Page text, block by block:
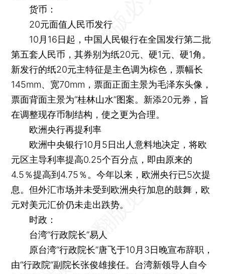
货币：
20元面值人民币发行
10月16日起，中国人民银行在全国发行第二批
第五套人民币，其券别为纸20元、硬1元、硬1角。
新发行的纸20元主特征是主色调为棕色，票幅长
145mm、宽70mm，票面正面主景为毛泽东头像，
票面背面主景为“桂林山水”图案。新添20元券，旨
在调整现存币制结构，使之更为合理。
欧洲央行再提利率
欧洲中央银行10月5日出人意料地决定，将欧
元区主导利率提高0.25个百分点，即由原来的
4.5％提高到4.75％。今年以来，欧洲央行已5次提
息。但外汇市场并未受到欧洲央行加息的鼓舞，欧
元对美元汇价仍未走出跌势。
时政：
台湾“行政院长”易人
原台湾“行政院长”唐飞于10月3日晚宣布辞职，
由“行政院”副院长张俊雄接任。台湾新领导人自今